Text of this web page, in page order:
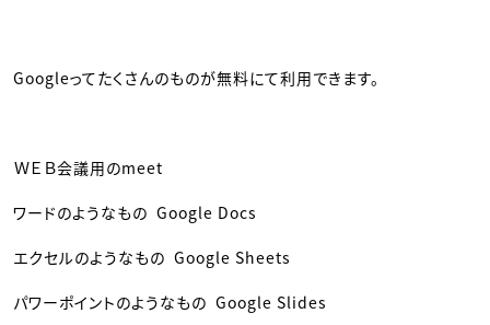
Googleってたくさんのものが無料にて利用できます。
ＷＥＢ会議用のmeet
ワードのようなもの Google Docs
エクセルのようなもの Google Sheets
パワーポイントのようなもの Google Slides